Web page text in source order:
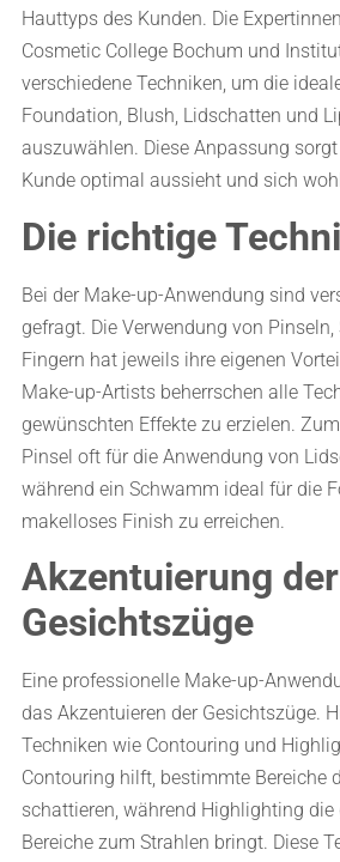
Hauttyps des Kunden. Die
Cosmetic College Bochum und
verschiedene Techniken, um die
Foundation, Blush, Lidschatten und
auszuwählen. Diese Anpassung
Kunde optimal aussieht und sich
Die richtige
Bei der Make-up-Anwendung sind
gefragt. Die Verwendung von
Fingern hat jeweils ihre eigenen
Make-up-Artists beherrschen alle
gewünschten Effekte zu erzielen.
Pinsel oft für die Anwendung von
während ein Schwamm ideal für die
makelloses Finish zu erreichen.
Akzentuierung der
Gesichtszüge
Eine professionelle Make-up-
das Akzentuieren der Gesichtszüge.
Techniken wie Contouring und
Contouring hilft, bestimmte Bereiche
schattieren, während Highlighting die
Bereiche zum Strahlen bringt. Diese